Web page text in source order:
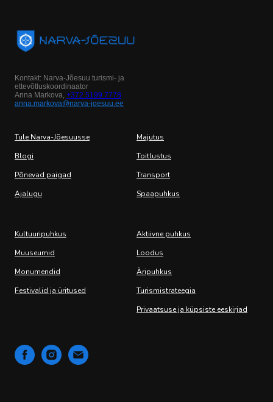
Kontakt: Narva-Jõesuu turismi- ja
ettevõtluskoordinaator
Anna Markova, +372 5199 7778
anna.markova@narva-joesuu.ee
Tule Narva-Jõesuusse
Blogi
Põnevad paigad
Ajalugu
Majutus
Toitlustus
Transport
Spaapuhkus
Kultuuripuhkus
Muuseumid
Monumendid
Festivalid ja üritused
Aktiivne puhkus
Loodus
Äripuhkus
Turismistrateegia
Privaatsuse ja küpsiste eeskirjad